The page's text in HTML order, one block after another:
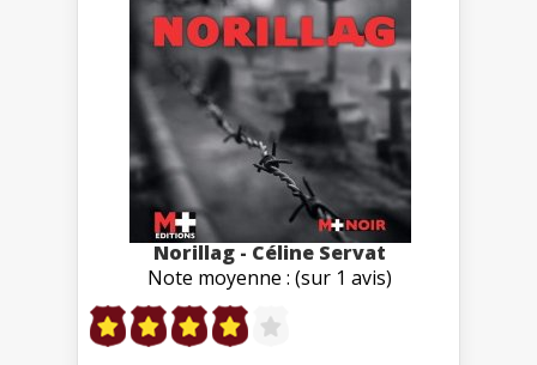
Norillag - Céline Servat
Note moyenne : (sur 1 avis)